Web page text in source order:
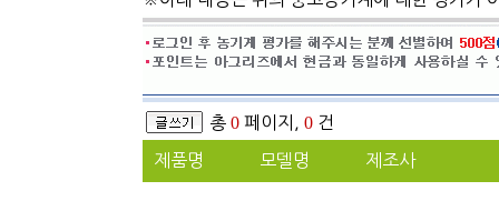
총 0 페이지, 0 건
제품명 모델명 제조사